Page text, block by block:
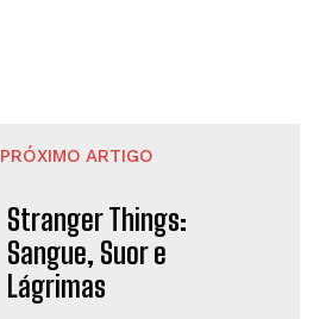
PRÓXIMO ARTIGO
Stranger Things:
Sangue, Suor e
Lágrimas